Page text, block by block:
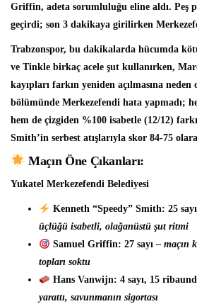
Griffin, adeta sorumluluğu eline aldı. Peş
geçirdi; son 3 dakikaya girilirken
Trabzonspor, bu dakikalarda hücumda
ve Tinkle birkaç acele şut kullanırken,
kayıpları farkın yeniden açılmasına neden
bölümünde Merkezefendi hata yapmadı;
hem de çizgiden %100 isabetle (12/12)
Smith’in serbest atışlarıyla skor 84-75
Maçın Öne Çıkanları:
Yukatel Merkezefendi Belediyesi
Kenneth “Speedy” Smith: 25
üçlüğü isabetli, olağanüstü şut ritmi
Samuel Griffin: 27 sayı – maçın
topları soktu
Hans Vanwijn: 4 sayı, 15
yarattı, savunmanın sigortası